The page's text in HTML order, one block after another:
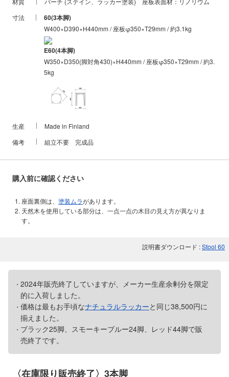
すから普通に座る分には良いのですが、妙に浅く腰掛けたり、深く腰
掛けたり、手をついたりしますとグラっとくる事があり、時として倒
れます。4本脚も倒れないとい訳ではありませんが、3本脚よりは倒れ
にくいです。ですので、小さいお子様が予想外の使い方（つかまり立
ちしたり、乗ってしまったり）した場合、バランスを崩して転倒して
しまうことがありますので、お子様が使う前提であれば4本脚をオスス
メします。そういった事を知らない人が使う場所であったり、そうい
った事を理解できない人が使う場合は倒れる危険性もありますから4本
寸法
60(3本脚)
W400×D390×H440mm / 座板φ350×T29mm / 約3.1kg
E60(4本脚)
W350×D350(脚対角430)×H440mm / 座板φ350×T29mm / 約3.
5kg
生産
Made in Finland
備考
組立不要 完成品
購入前に確認ください
座面裏側は、 塗装ムラがあります。
天然木を使用している部分は、一点一点の木目の見え方が異なりま
す。
説明書ダウンロード :Stool 60
2024年販売終了していますが、メーカー生産余剰分を限定
的に入荷しました。
価格は最もお手頃なナチュラルラッカーと同じ38,500円に
揃えました。
ブラック25脚、スモーキーブルー24脚、レッド44脚で販
売終了です。
〈在庫限り販売終了〉3本脚